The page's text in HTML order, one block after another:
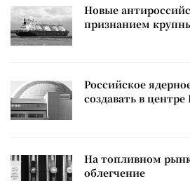
Новые
признанием
Российское
создавать в
На топливном
облегчение